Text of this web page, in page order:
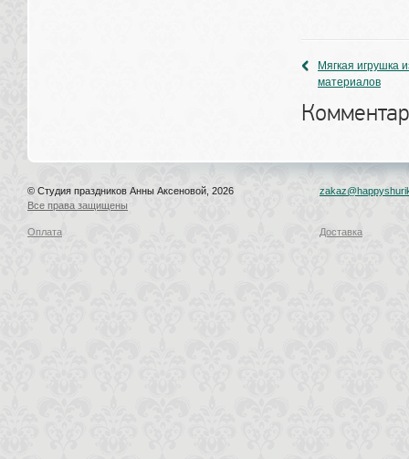
Мягкая игрушка
материалов
© Студия праздников Анны Аксеновой, 2026
Все права защищены
Оплата Доставка